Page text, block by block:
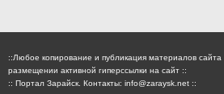
::Любое копирование и публикация материалов сайта
размещении активной гиперссылки на сайт ::
:: Портал Зарайск. Контакты: info@zaraysk.net ::